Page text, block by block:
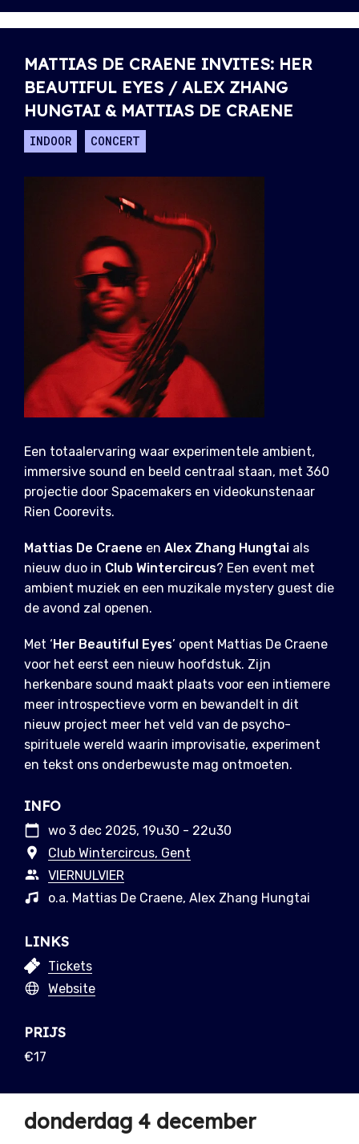
MATTIAS DE CRAENE INVITES: HER
BEAUTIFUL EYES / ALEX ZHANG
HUNGTAI & MATTIAS DE CRAENE
INDOOR CONCERT
Een totaalervaring waar experimentele ambient,
immersive sound en beeld centraal staan, met 360
projectie door Spacemakers en videokunstenaar
Rien Coorevits.
Mattias De Craene en Alex Zhang Hungtai als
nieuw duo in Club Wintercircus? Een event met
ambient muziek en een muzikale mystery guest die
de avond zal openen.
Met ‘ Her Beautiful Eyes’ opent Mattias De Craene
voor het eerst een nieuw hoofdstuk. Zijn
herkenbare sound maakt plaats voor een intiemere
meer introspectieve vorm en bewandelt in dit
nieuw project meer het veld van de psycho-
spirituele wereld waarin improvisatie, experiment
en tekst ons onderbewuste mag ontmoeten.
INFO
wo 3 dec 2025, 19u30 - 22u30
Club Wintercircus, Gent
VIERNULVIER
o.a. Mattias De Craene, Alex Zhang Hungtai
LINKS
Tickets
Website
PRIJS
€17
donderdag 4 december